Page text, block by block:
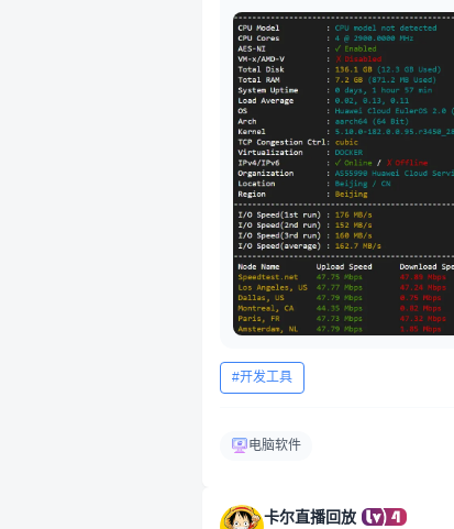
期之后可以无限续期，使用
后是 AI 对话界面，如果想直接使
开发工具
电脑软件
卡尔直播回放